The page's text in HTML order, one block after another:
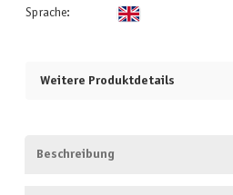
Sprache:
Weitere Produktdetails
Beschreibung